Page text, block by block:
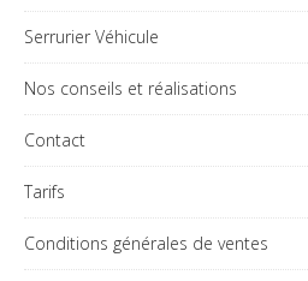
Serrurier Véhicule
Nos conseils et réalisations
Contact
Tarifs
Conditions générales de ventes